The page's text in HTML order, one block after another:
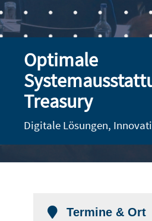
Optimale
Treasury
Digitale Lösungen,
 Termine & Ort